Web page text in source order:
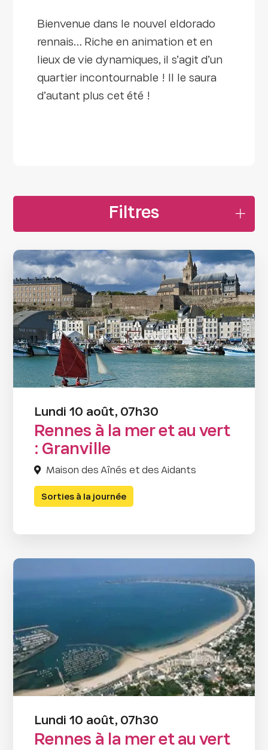
Bienvenue dans le nouvel eldorado
rennais… Riche en animation et en
lieux de vie dynamiques, il s’agit d’un
quartier incontournable ! Il le saura
d’autant plus cet été !
Filtres
Lundi 10 août, 07h30
Rennes à la mer et au vert
: Granville
Maison des Aînés et des Aidants
Sorties à la journée
Lundi 10 août, 07h30
Rennes à la mer et au vert